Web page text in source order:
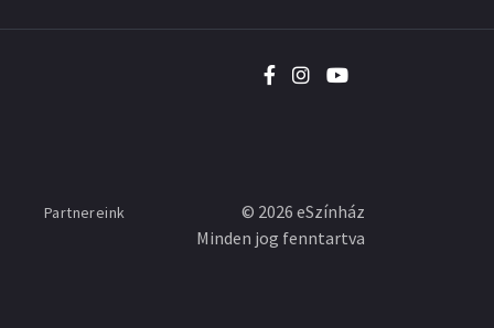
Partnereink © 2026 eSzínház
Minden jog fenntartva